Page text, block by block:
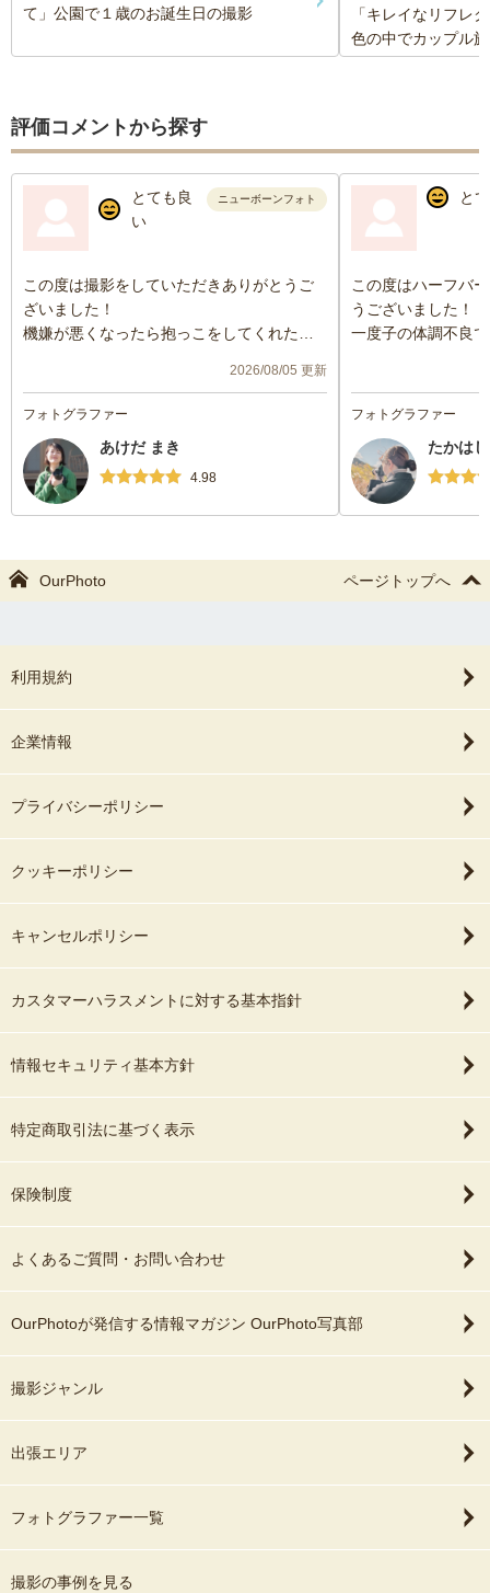
て」公園で１歳のお誕生日の撮影
「キレイなリフレ
色の中でカップル
評価コメントから探す
とても良
い
ニューボーンフォト
この度は撮影をしていただきありがとうご
ざいました！
機嫌が悪くなったら抱っこをしてくれた
撮影の小物もたくさん用意していただきま
また機会があればお願いしたいです！
2026/08/05 更新
フォトグラファー
あけだ まき
4.98
と
この度はハーフバ
うございました！
一度子の体調不良
当日の撮影はとて
たのでスムーズに
写真もよい仕上が
す。どの写真もか
す。
フォトグラファー
たかは
OurPhoto ページトップへ
利用規約
企業情報
プライバシーポリシー
クッキーポリシー
キャンセルポリシー
カスタマーハラスメントに対する基本指針
情報セキュリティ基本方針
特定商取引法に基づく表示
保険制度
よくあるご質問・お問い合わせ
OurPhotoが発信する情報マガジン OurPhoto写真部
撮影ジャンル
出張エリア
フォトグラファー一覧
撮影の事例を見る